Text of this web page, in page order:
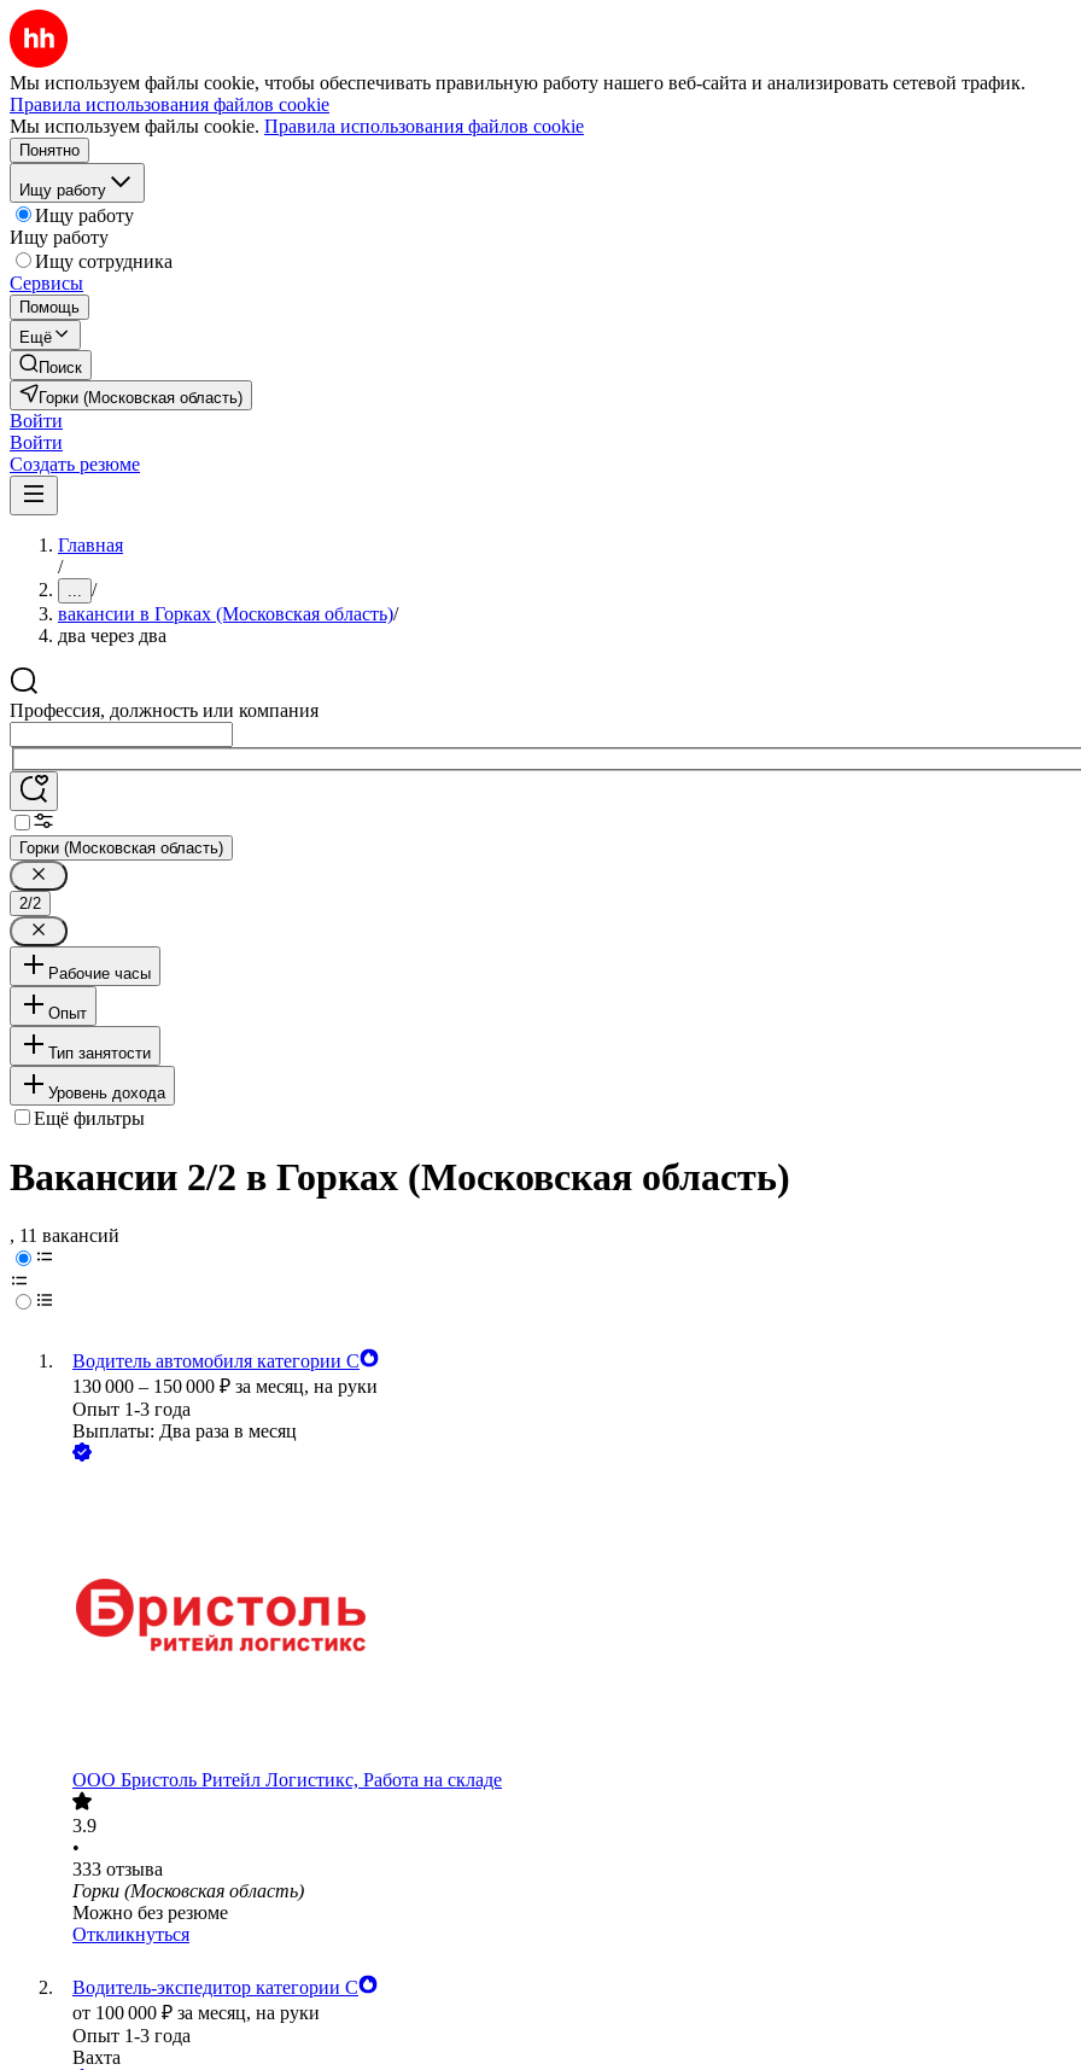
Мы используем файлы cookie, чтобы обеспечивать правильную работу нашего веб-сайта и анализировать сетевой трафик.
Правила использования файлов cookie
Мы используем файлы cookie. Правила использования файлов cookie
Понятно
Ищу работу
Ищу работу
Ищу работу
Ищу сотрудника
Сервисы
Помощь
Ещё
Поиск
Горки (Московская область)
Войти
Войти
Создать резюме
Главная
/
... /
вакансии в Горках (Московская область)/
два через два
Профессия, должность или компания
Горки (Московская область)
2/2
Рабочие часы
Опыт
Тип занятости
Уровень дохода
Ещё фильтры
Вакансии 2/2 в Горках (Московская область)
, 11 вакансий
Водитель автомобиля категории С
130 000 – 150 000 ₽ за месяц, на руки
Опыт 1-3 года
Выплаты: Два раза в месяц
ООО Бристоль Ритейл Логистикс, Работа на складе
3.9
•
333 отзыва
Горки (Московская область)
Можно без резюме
Откликнуться
Водитель-экспедитор категории С
от 100 000 ₽ за месяц, на руки
Опыт 1-3 года
Вахта